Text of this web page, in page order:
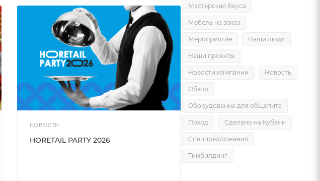
НОВОСТИ
HORETAIL PARTY 2026
Мастерская Вкуса
Мебель на заказ
Мероприятие Наши люди
Наши проекты
Новости компании Новость
Обзор
Оборудование для общепита
Поход Сделано на Кубани
Спецпредложения
Тимбилдинг